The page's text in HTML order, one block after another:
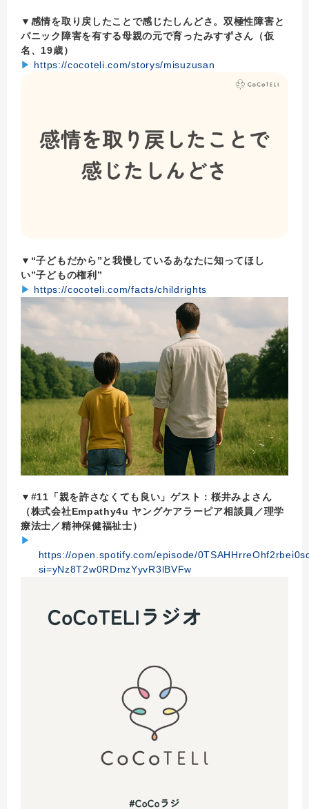
▼感情を取り戻したことで感じたしんどさ。双極性障害と
パニック障害を有する母親の元で育ったみすずさん（仮
名、19歳）
▶ https://cocoteli.com/storys/misuzusan
▼“子どもだから”と我慢しているあなたに知ってほし
い”子どもの権利”
▶ https://cocoteli.com/facts/childrights
▼#11「親を許さなくても良い」ゲスト：桜井みよさん
（株式会社Empathy4u ヤングケアラーピア相談員／理学
療法士／精神保健福祉士）
▶
https://open.spotify.com/episode/
si=yNz8T2w0RDmzYyvR3lBVFw